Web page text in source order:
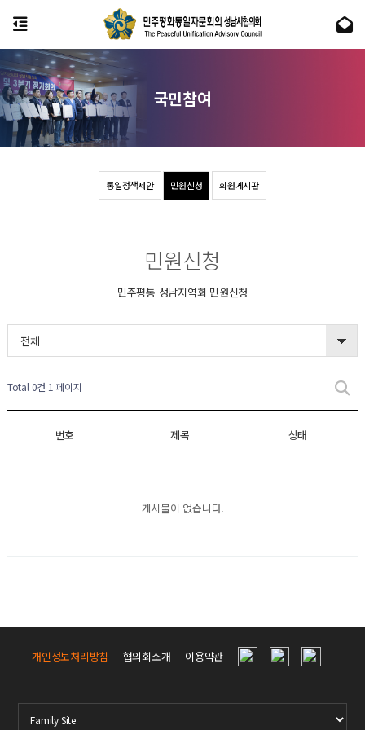
통일정책제안 민원신청 회원게시판
국민참여
민원신청
민주평통 성남지역회 민원신청
전체
Total 0건 1 페이지
번호 제목 상태
게시물이 없습니다.
개인정보처리방침 협의회소개 이용약관